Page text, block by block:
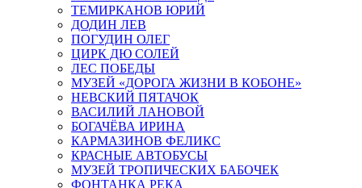
ТЕМИРКАНОВ ЮРИЙ
ДОДИН ЛЕВ
ПОГУДИН ОЛЕГ
ЦИРК ДЮ СОЛЕЙ
ЛЕС ПОБЕДЫ
МУЗЕЙ «ДОРОГА ЖИЗНИ В КОБОНЕ»
НЕВСКИЙ ПЯТАЧОК
ВАСИЛИЙ ЛАНОВОЙ
БОГАЧЁВА ИРИНА
КАРМАЗИНОВ ФЕЛИКС
КРАСНЫЕ АВТОБУСЫ
МУЗЕЙ ТРОПИЧЕСКИХ БАБОЧЕК
ФОНТАНКА РЕКА